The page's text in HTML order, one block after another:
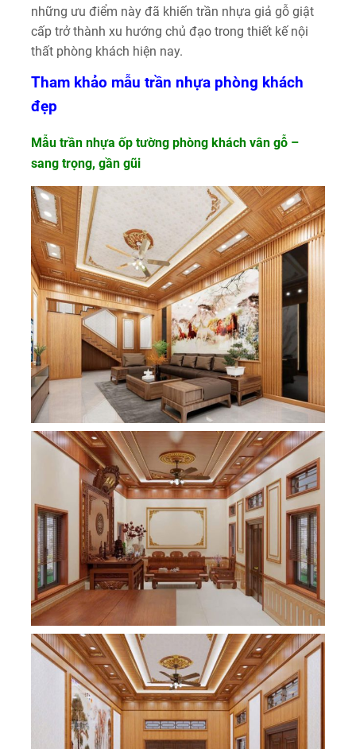
những ưu điểm này đã khiến trần nhựa giả gỗ giật
cấp trở thành xu hướng chủ đạo trong thiết kế nội
thất phòng khách hiện nay.
Tham khảo mẫu trần nhựa phòng khách
đẹp
Mẫu trần nhựa ốp tường phòng khách vân gỗ –
sang trọng, gần gũi